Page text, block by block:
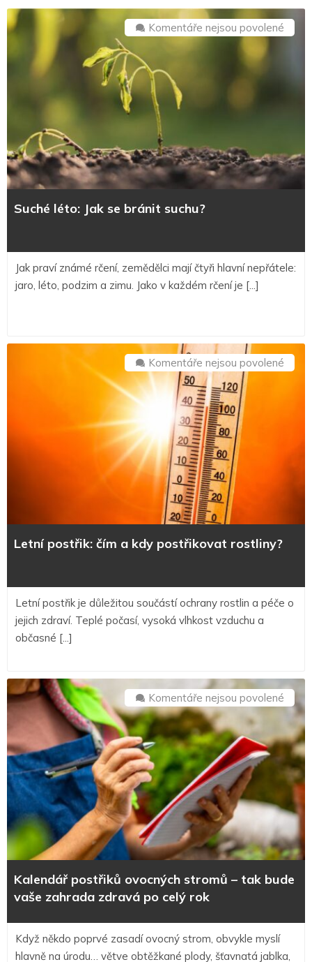
Komentáře nejsou povolené
bránit
Suché léto: Jak se bránit suchu?
Jak praví známé rčení, zemědělci mají čtyři hlavní nepřátele:
jaro, léto, podzim a zimu. Jako v každém rčení je [...]
Komentáře nejsou povolené
čím
Letní postřik: čím a kdy postřikovat rostliny?
Letní postřik je důležitou součástí ochrany rostlin a péče o
jejich zdraví. Teplé počasí, vysoká vlhkost vzduchu a
občasné [...]
Komentáře nejsou povolené
textu
s
–
tak
bude
celý
Kalendář postřiků ovocných stromů – tak bude
vaše zahrada zdravá po celý rok
Když někdo poprvé zasadí ovocný strom, obvykle myslí
hlavně na úrodu… větve obtěžkané plody, šťavnatá jablka,